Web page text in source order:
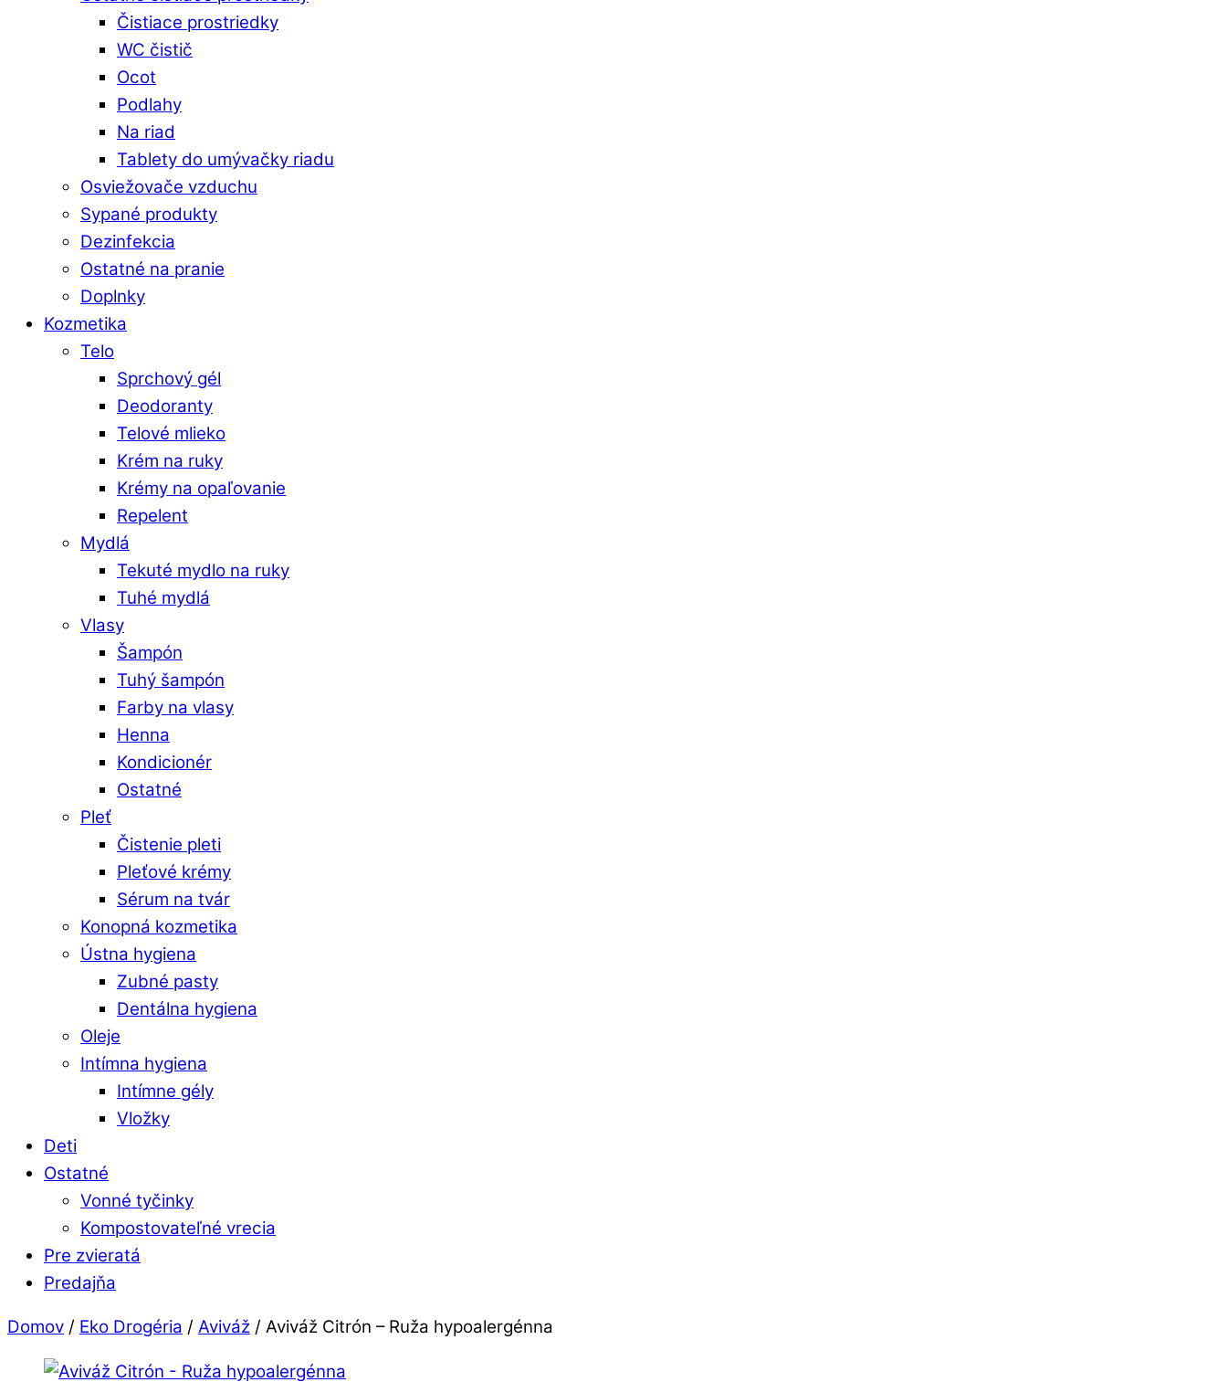
Čistiace prostriedky
WC čistič
Ocot
Podlahy
Na riad
Tablety do umývačky riadu
Osviežovače vzduchu
Sypané produkty
Dezinfekcia
Ostatné na pranie
Doplnky
Kozmetika
Telo
Sprchový gél
Deodoranty
Telové mlieko
Krém na ruky
Krémy na opaľovanie
Repelent
Mydlá
Tekuté mydlo na ruky
Tuhé mydlá
Vlasy
Šampón
Tuhý šampón
Farby na vlasy
Henna
Kondicionér
Ostatné
Pleť
Čistenie pleti
Pleťové krémy
Sérum na tvár
Konopná kozmetika
Ústna hygiena
Zubné pasty
Dentálna hygiena
Oleje
Intímna hygiena
Intímne gély
Vložky
Deti
Ostatné
Vonné tyčinky
Kompostovateľné vrecia
Pre zvieratá
Predajňa
Close
Menu
Close
Domov / Eko Drogéria / Aviváž / Aviváž Citrón – Ruža hypoalergénna